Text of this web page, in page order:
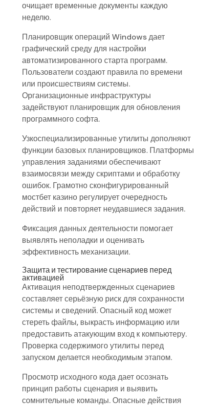
очищает временные документы каждую
неделю.
Планировщик операций Windows дает
графический среду для настройки
автоматизированного старта программ.
Пользователи создают правила по времени
или происшествиям системы.
Организационные инфраструктуры
задействуют планировщик для обновления
программного софта.
Узкоспециализированные утилиты дополняют
функции базовых планировщиков. Платформы
управления заданиями обеспечивают
взаимосвязи между скриптами и обработку
ошибок. Грамотно сконфигурированный
мостбет казино регулирует очередность
действий и повторяет неудавшиеся задания.
Фиксация данных деятельности помогает
выявлять неполадки и оценивать
эффективность механизации.
Защита и тестирование сценариев перед
активацией
Активация неподтвержденных сценариев
составляет серьёзную риск для сохранности
системы и сведений. Опасный код может
стереть файлы, выкрасть информацию или
предоставить атакующим вход к компьютеру.
Проверка содержимого утилиты перед
запуском делается необходимым этапом.
Просмотр исходного кода дает осознать
принцип работы сценария и выявить
сомнительные команды. Опасные действия